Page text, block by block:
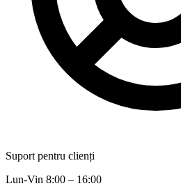
Suport pentru clienți
Lun-Vin 8:00 – 16:00